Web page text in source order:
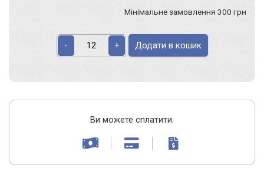
Мінімальне замовлення 300 грн
- + Додати в кошик
Ви можете сплатити: